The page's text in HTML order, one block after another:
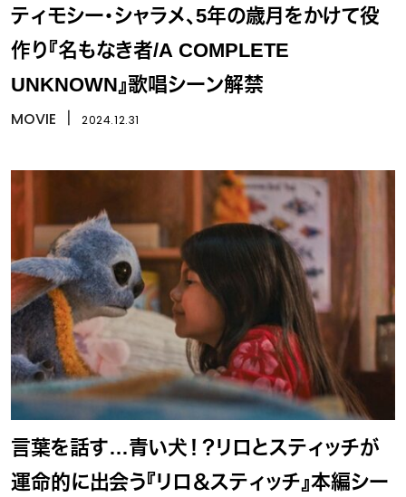
ティモシー・シャラメ、5年の歳月をかけて役
作り『名もなき者/A COMPLETE
UNKNOWN』歌唱シーン解禁
MOVIE 2024.12.31
言葉を話す…青い犬！？リロとスティッチが
運命的に出会う『リロ＆スティッチ』本編シー